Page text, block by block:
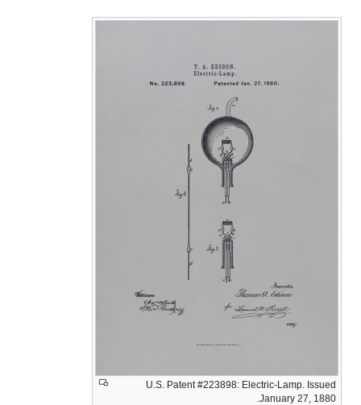
U.S. Patent #223898: Electric-Lamp. Issued
January 27, 1880.